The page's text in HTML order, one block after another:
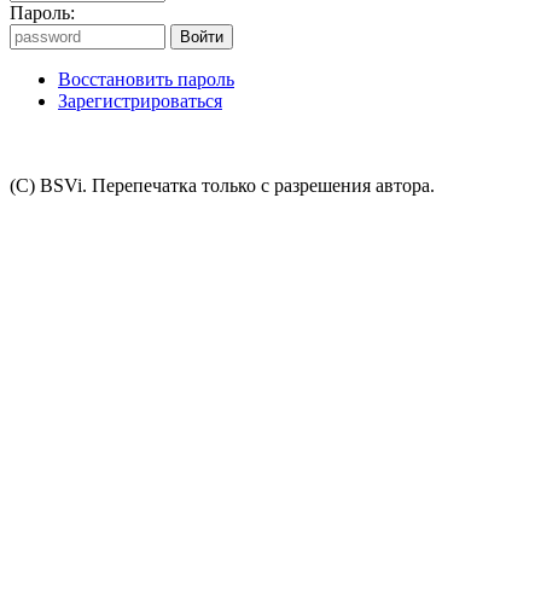
Пароль:
Восстановить пароль
Зарегистрироваться
(C) BSVi. Перепечатка только с разрешения автора.